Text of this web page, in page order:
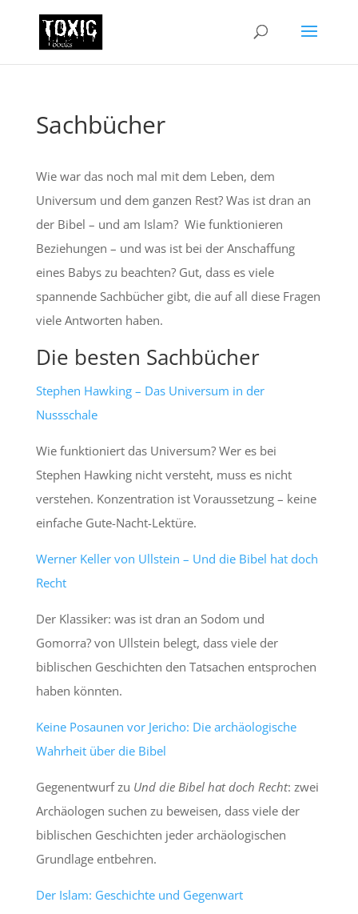
Sachbücher
Wie war das noch mal mit dem Leben, dem
Universum und dem ganzen Rest? Was ist dran an
der Bibel – und am Islam? Wie funktionieren
Beziehungen – und was ist bei der Anschaffung
eines Babys zu beachten? Gut, dass es viele
spannende Sachbücher gibt, die auf all diese Fragen
viele Antworten haben.
Die besten Sachbücher
Stephen Hawking – Das Universum in der
Nussschale
Wie funktioniert das Universum? Wer es bei
Stephen Hawking nicht versteht, muss es nicht
verstehen. Konzentration ist Voraussetzung – keine
einfache Gute-Nacht-Lektüre.
Werner Keller von Ullstein – Und die Bibel hat doch
Recht
Der Klassiker: was ist dran an Sodom und
Gomorra? von Ullstein belegt, dass viele der
biblischen Geschichten den Tatsachen entsprochen
haben könnten.
Keine Posaunen vor Jericho: Die archäologische
Wahrheit über die Bibel
Gegenentwurf zu Und die Bibel hat doch Recht: zwei
Archäologen suchen zu beweisen, dass viele der
biblischen Geschichten jeder archäologischen
Grundlage entbehren.
Der Islam: Geschichte und Gegenwart